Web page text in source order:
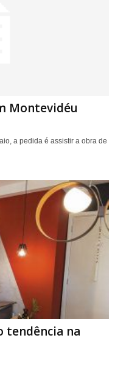
Montevidéu
a pedida é assistir a obra de
tendência na